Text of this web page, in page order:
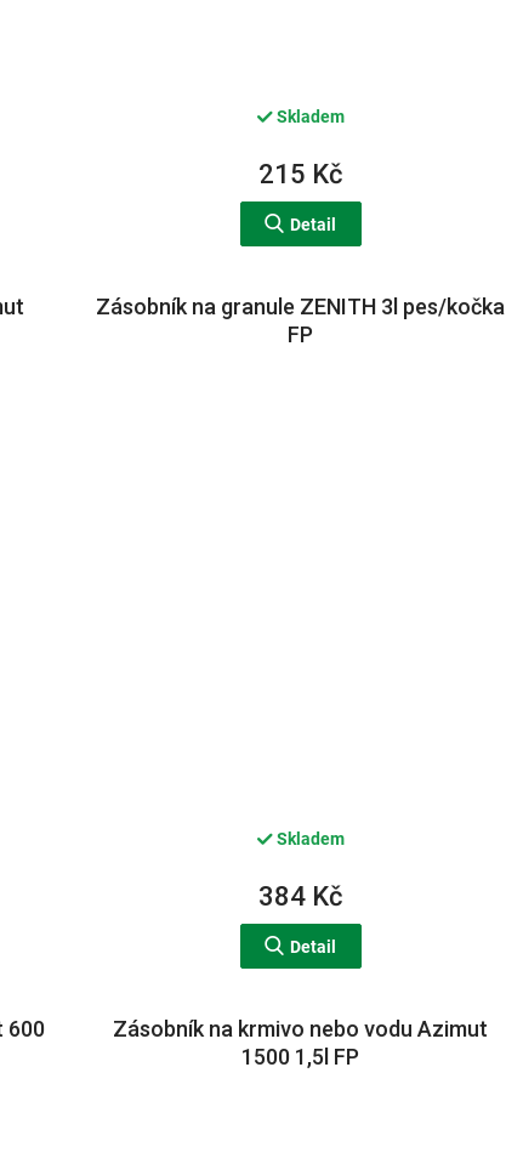
Skladem
215 Kč
Detail
Zásobník na granule ZENITH 3l pes/kočka
FP
Skladem
384 Kč
Detail
600
Zásobník na krmivo nebo vodu Azimut
1500 1,5l FP